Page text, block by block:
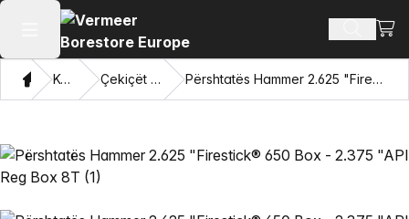
Hap menunë kryesore
Shqip
Katalogu Çekiçët Mincon™ HDD Përshtatës Hammer 2.625 "Firestick® 650 Box - 2.375 "API Reg Box 8T